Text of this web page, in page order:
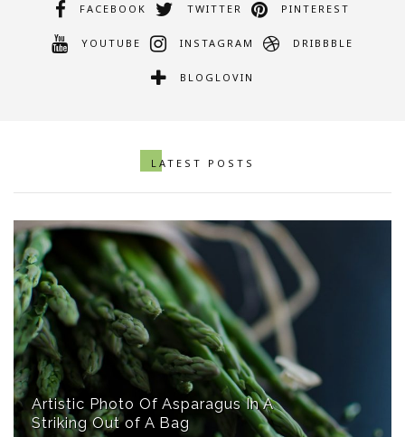
FACEBOOK TWITTER PINTEREST
YOUTUBE INSTAGRAM DRIBBBLE
BLOGLOVIN
LATEST POSTS
Artistic Photo Of Asparagus In A
Striking Out of A Bag